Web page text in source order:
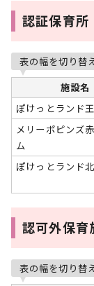
認証保育所
表の幅を切り替
施設名
ぽけっとランド
メリーポピンズ
ム
ぽけっとランド
認可外保育
表の幅を切り替